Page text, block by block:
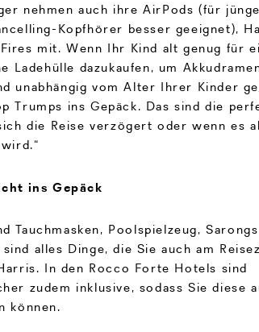
nehmen auch ihre AirPods (für
Kopfhörer besser geeignet),
mit. Wenn Ihr Kind alt genug für
Ladehülle dazukaufen, um
unabhängig vom Alter Ihrer Kinder
Trumps ins Gepäck. Das sind die
die Reise verzögert oder wenn es
ins Gepäck
Tauchmasken, Poolspielzeug,
alles Dinge, die Sie auch am
In den Rocco Forte Hotels sind
zudem inklusive, sodass Sie diese
können.